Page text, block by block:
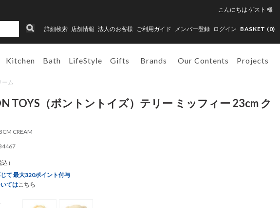
こんにちは ゲスト 様
詳細検索 店舗情報 法人のお客様 ご利用ガイド メンバー登録 ログイン BASKET (0)
Kitchen Bath LifeStyle Gifts Brands Our Contents Projects
ーム
TOYS（ボントントイズ）テリー ミッフィー 23cm ク
CREAM
）
て 最大320ポイント付与
てはこちら